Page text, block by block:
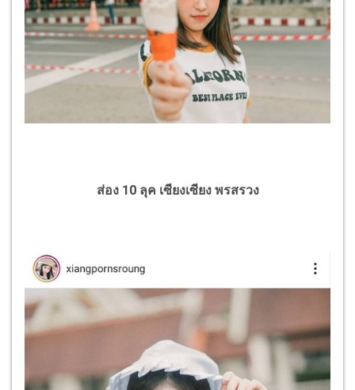
ส่อง 10 ลุค เซียงเซียง พรสรวง